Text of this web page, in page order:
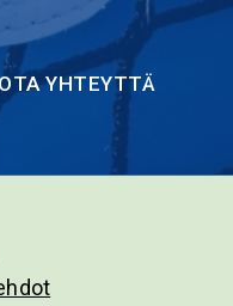
YHTEYTTÄ